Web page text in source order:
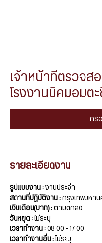
เจ้าหน้าที่ตรวจส
โรงงานนิคมอมต
กร
รายละเอียดงาน
รูปแบบงาน : งานประจำ
สถานที่ปฏิบัติงาน : กรุงเทพมหาน
เงินเดือน(บาท) : ตามตกลง
วันหยุด : ไม่ระบุ
เวลาทำงาน : 08:00 – 17:00
เวลาทำงานอื่น : ไม่ระบุ